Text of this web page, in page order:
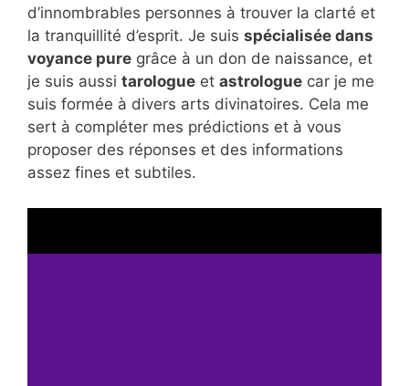
d’innombrables personnes à trouver la clarté et
la tranquillité d’esprit. Je suis spécialisée dans
voyance pure grâce à un don de naissance, et
je suis aussi tarologue et astrologue car je me
suis formée à divers arts divinatoires. Cela me
sert à compléter mes prédictions et à vous
proposer des réponses et des informations
assez fines et subtiles.